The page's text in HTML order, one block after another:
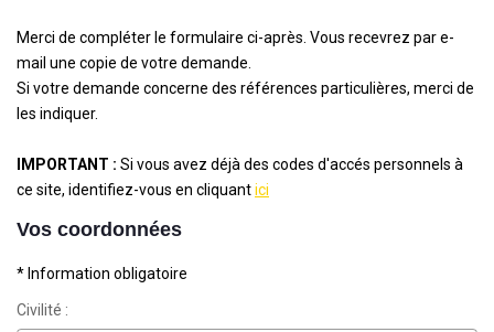
Merci de compléter le formulaire ci-après. Vous recevrez par e-
mail une copie de votre demande.
Si votre demande concerne des références particulières, merci de
les indiquer.
IMPORTANT : Si vous avez déjà des codes d'accés personnels à
ce site, identifiez-vous en cliquantici
Vos coordonnées
* Information obligatoire
Civilité :